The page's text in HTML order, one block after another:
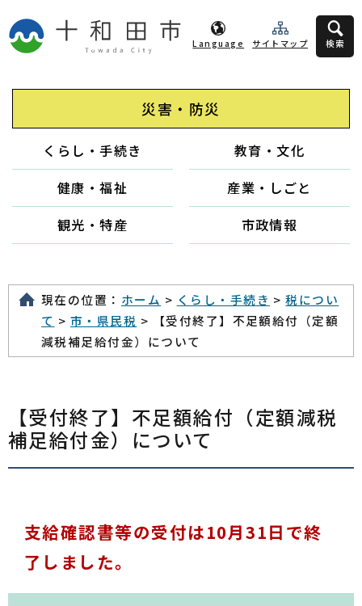
Language サイトマップ 検索
災害・防災
くらし・手続き
教育・文化
健康・福祉
産業・しごと
観光・特産
市政情報
現在の位置： ホーム > くらし・手続き >税につい
て > 市・県民税 > 【受付終了】不足額給付（定額
減税補足給付金）について
【受付終了】不足額給付（定額減税
補足給付金）について
支給確認書等の受付は10月31日で終
了しました。